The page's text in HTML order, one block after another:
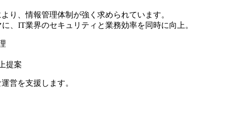
り、情報管理体制が強く求められています。
、IT業界のセキュリティと業務効率を同時に向上。
提案
営を支援します。